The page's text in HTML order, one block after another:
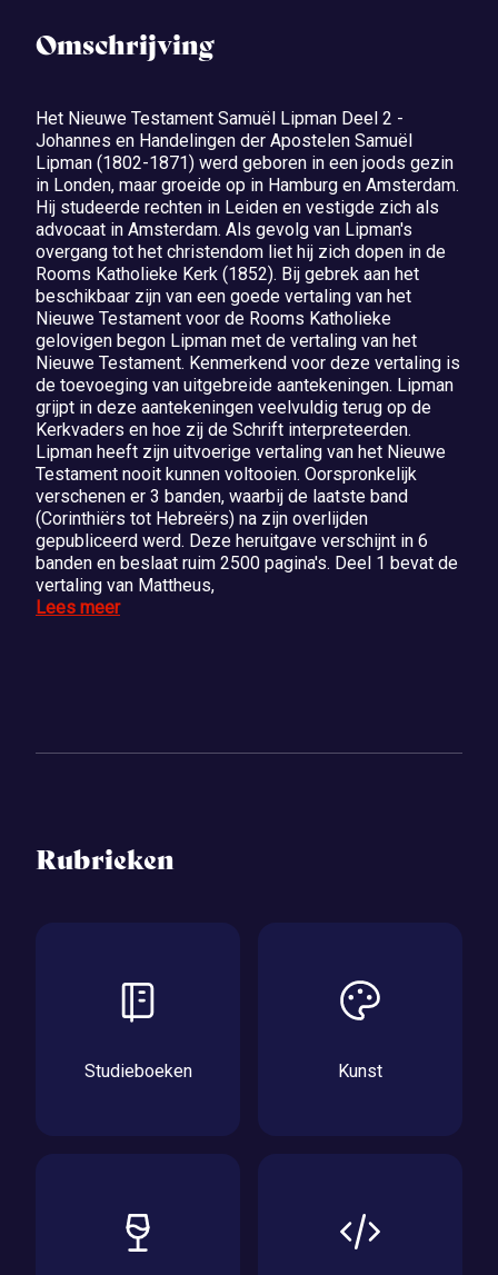
Omschrijving
Het Nieuwe Testament Samuël Lipman Deel 2 -
Johannes en Handelingen der Apostelen Samuël
Lipman (1802-1871) werd geboren in een joods gezin
in Londen, maar groeide op in Hamburg en Amsterdam.
Hij studeerde rechten in Leiden en vestigde zich als
advocaat in Amsterdam. Als gevolg van Lipman's
overgang tot het christendom liet hij zich dopen in de
Rooms Katholieke Kerk (1852). Bij gebrek aan het
beschikbaar zijn van een goede vertaling van het
Nieuwe Testament voor de Rooms Katholieke
gelovigen begon Lipman met de vertaling van het
Nieuwe Testament. Kenmerkend voor deze vertaling is
de toevoeging van uitgebreide aantekeningen. Lipman
grijpt in deze aantekeningen veelvuldig terug op de
Kerkvaders en hoe zij de Schrift interpreteerden.
Lipman heeft zijn uitvoerige vertaling van het Nieuwe
Testament nooit kunnen voltooien. Oorspronkelijk
verschenen er 3 banden, waarbij de laatste band
(Corinthiërs tot Hebreërs) na zijn overlijden
gepubliceerd werd. Deze heruitgave verschijnt in 6
banden en beslaat ruim 2500 pagina's. Deel 1 bevat de
vertaling van Mattheus,
Lees meer
Rubrieken
Studieboeken Kunst